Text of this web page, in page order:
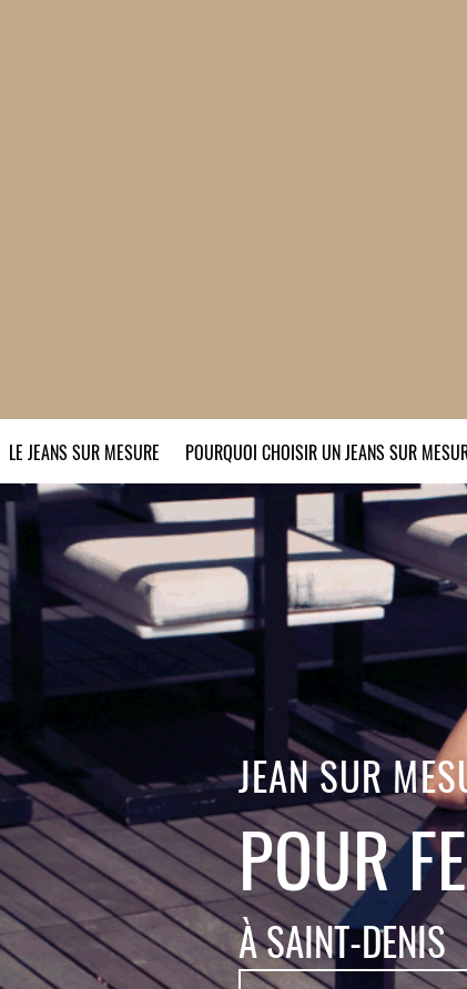
LE JEANS SUR MESURE POURQUOI CHOISIR UN JEANS SUR
JEAN SUR
POUR
À SAINT-DENIS